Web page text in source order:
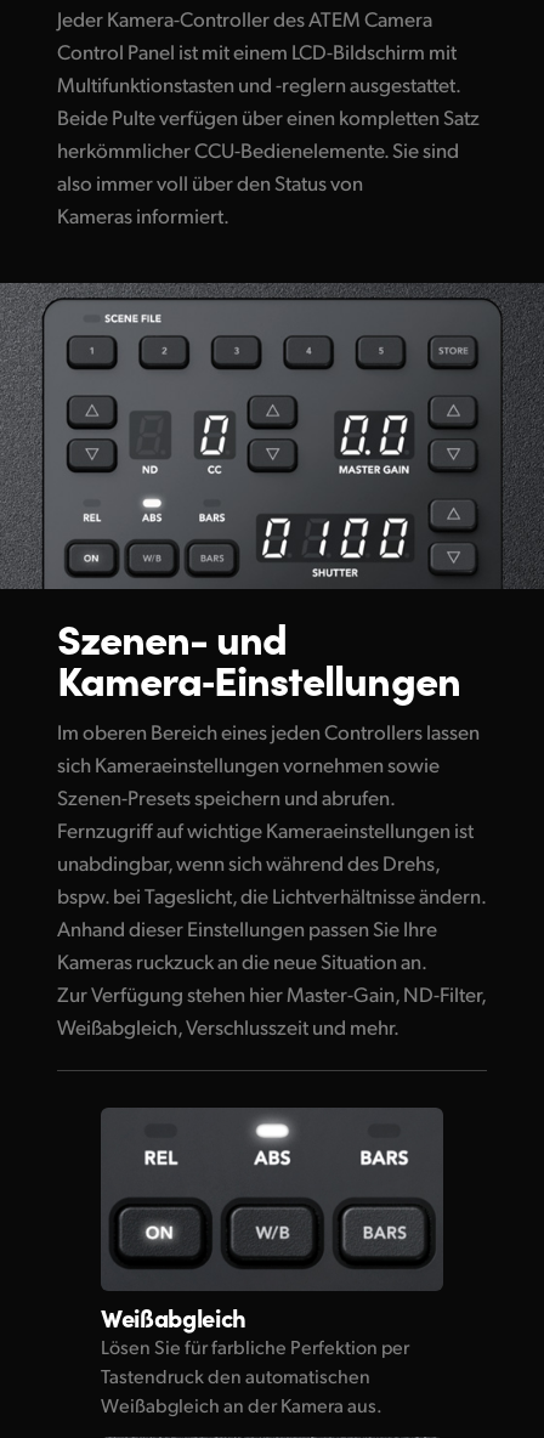
Jeder Kamera-Controller des ATEM Camera
Control Panel ist mit einem LCD-Bildschirm mit
Multifunktionstasten und -reglern ausgestattet.
Beide Pulte verfügen über einen kompletten Satz
herkömmlicher CCU-Bedienelemente. Sie sind
also immer voll über den Status von
Kameras informiert.
Szenen- und
Kamera‑Einstellungen
Im oberen Bereich eines jeden Controllers lassen
sich Kameraeinstellungen vornehmen sowie
Szenen-Presets speichern und abrufen.
Fernzugriff auf wichtige Kameraeinstellungen ist
unabdingbar, wenn sich während des Drehs,
bspw. bei Tageslicht, die Lichtverhältnisse ändern.
Anhand dieser Einstellungen passen Sie Ihre
Kameras ruckzuck an die neue Situation an.
Zur Verfügung stehen hier Master-Gain, ND-Filter,
Weißabgleich, Verschlusszeit und mehr.
Weißabgleich
Lösen Sie für farbliche Perfektion per
Tastendruck den automatischen
Weißabgleich an der Kamera aus.